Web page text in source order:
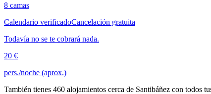
8 camas
Calendario verificadoCancelación gratuita
Todavía no se te cobrará nada.
20 €
pers./noche (aprox.)
También tienes 460 alojamientos cerca de Santibáñez con todos